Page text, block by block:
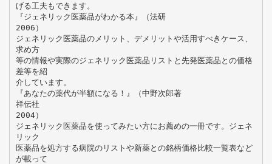
げる工夫もできます。
『ジェネリック医薬品がわかる本』（法研
2006）
ジェネリック医薬品のメリット、デメリットや活用すべきケース、
求め方
等の情報や実際のジェネリック医薬品リストと先発医薬品との価格
差等を紹
介しています。
『あなたの薬代が半額になる！』（中野次郎著
祥伝社
2004）
ジェネリック医薬品を使ってみたい方にお薦めの一冊です。ジェネ
リック
医薬品を処方する病院のリストや新薬との銘柄価格比較一覧表など
が載って